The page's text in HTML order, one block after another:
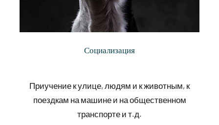
Социализация
Приучение к улице, людям и к животным, к
поездкам на машине и на общественном
транспорте и т.д.